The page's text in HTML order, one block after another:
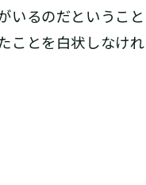
いるのだというこ
ことを白状しなけれ